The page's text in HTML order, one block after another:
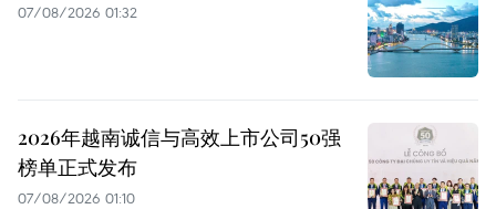
07/08/2026 01:32
2026年越南诚信与高效上市公司50强
榜单正式发布
07/08/2026 01:10